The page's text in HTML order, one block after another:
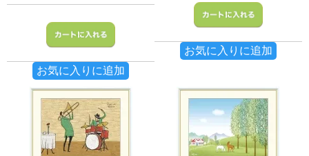
お気に入りに追加
お気に入りに追加